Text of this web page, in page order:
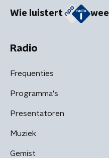
Wie luistert
Radio
Frequenties
Programma's
Presentatoren
Muziek
Gemist